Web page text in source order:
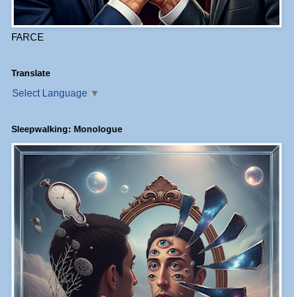
FARCE
Translate
Select Language ▼
Sleepwalking: Monologue